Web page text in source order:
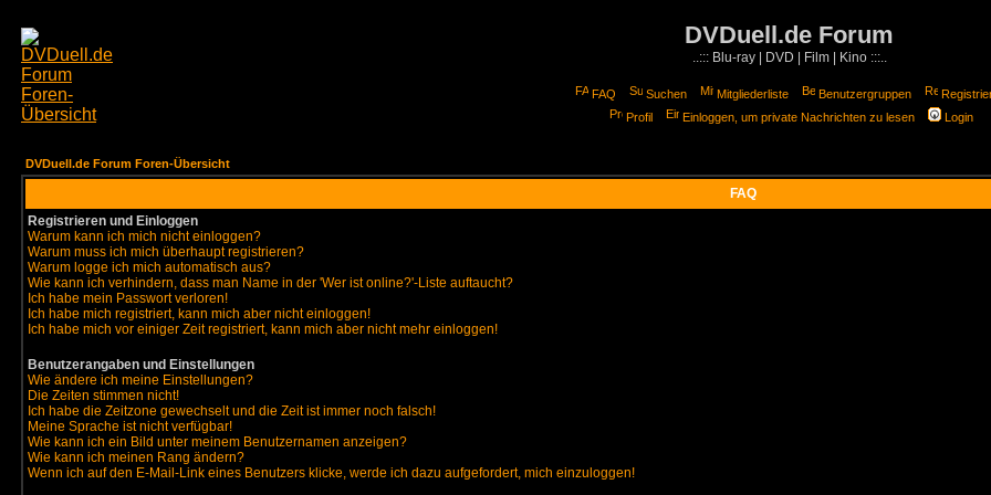
DVDuell.de Forum
..::: Blu-ray | DVD | Film | Kino :::..
FAQ Suchen Mitgliederliste Benutzergruppen
Profil
Einloggen, um private Nachrichten zu lesen Login
DVDuell.de Forum Foren-Übersicht
FAQ
Registrieren und Einloggen
Warum kann ich mich nicht einloggen?
Warum muss ich mich überhaupt registrieren?
Warum logge ich mich automatisch aus?
Wie kann ich verhindern, dass man Name in der 'Wer ist online?'-Liste auftaucht?
Ich habe mein Passwort verloren!
Ich habe mich registriert, kann mich aber nicht einloggen!
Ich habe mich vor einiger Zeit registriert, kann mich aber nicht mehr einloggen!
Benutzerangaben und Einstellungen
Wie ändere ich meine Einstellungen?
Die Zeiten stimmen nicht!
Ich habe die Zeitzone gewechselt und die Zeit ist immer noch falsch!
Meine Sprache ist nicht verfügbar!
Wie kann ich ein Bild unter meinem Benutzernamen anzeigen?
Wie kann ich meinen Rang ändern?
Wenn ich auf den E-Mail-Link eines Benutzers klicke, werde ich dazu aufgefordert, mich einzuloggen!